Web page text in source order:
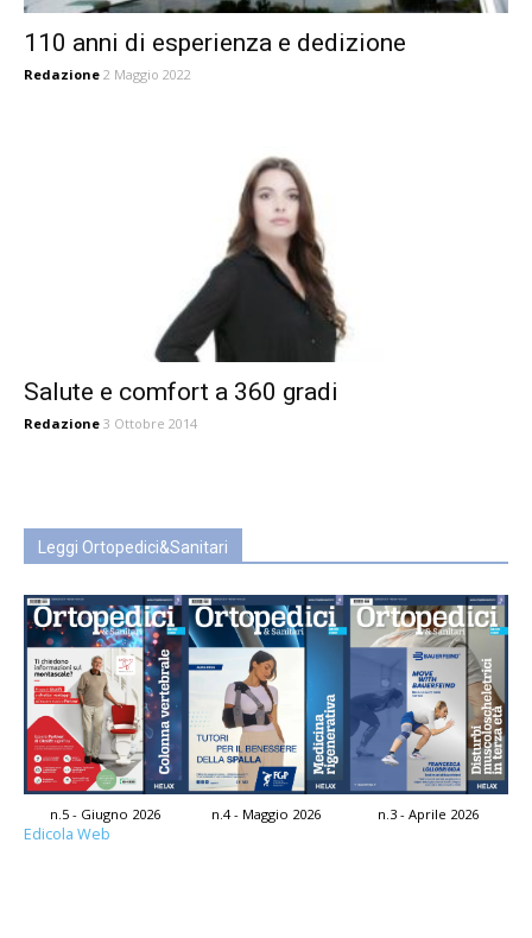
110 anni di esperienza e dedizione
Redazione 2 Maggio 2022
Salute e comfort a 360 gradi
Redazione 3 Ottobre 2014
Leggi Ortopedici&Sanitari
n.5 - Giugno 2026 n.4 - Maggio 2026 n.3 - Aprile 2026
Edicola Web